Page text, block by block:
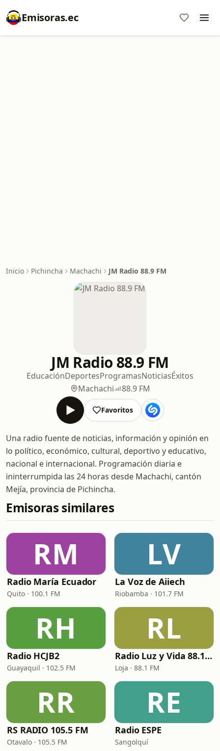
Emisoras.ec
Inicio Pichincha Machachi JM Radio 88.9 FM
JM Radio 88.9 FM
EducaciónDeportesProgramasNoticiasÉxitos
Machachi
88.9 FM
Favoritos
Una radio fuente de noticias, información y opinión en
lo político, económico, cultural, deportivo y educativo,
nacional e internacional. Programación diaria e
ininterrumpida las 24 horas desde Machachi, cantón
Mejía, provincia de Pichincha.
Emisoras similares
RM
Radio María Ecuador
Quito · 100.1 FM
LV
La Voz de Aiiech
Riobamba · 101.7 FM
RH
Radio HCJB2
Guayaquil · 102.5 FM
RL
Radio Luz y Vida 88.1 FM
Loja · 88.1 FM
RR
RS RADIO 105.5 FM
Otavalo · 105.5 FM
RE
Radio ESPE
Sangolquí